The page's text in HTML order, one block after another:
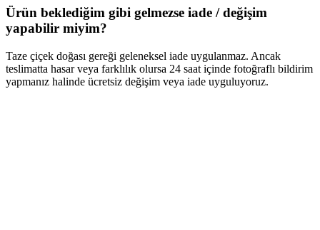
Ürün beklediğim gibi gelmezse iade / değişim
yapabilir miyim?
Taze çiçek doğası gereği geleneksel iade uygulanmaz. Ancak
teslimatta hasar veya farklılık olursa 24 saat içinde fotoğraflı bildirim
yapmanız halinde ücretsiz değişim veya iade uyguluyoruz.